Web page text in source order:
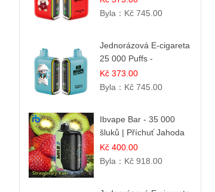
Byla： Kč 745.00
Jednorázová E-cigareta
25 000 Puffs -
Ostružina & Borůvka
Kč 373.00
Byla： Kč 745.00
Ibvape Bar - 35 000
šluků | Příchuť Jahoda
& Kiwi
Kč 400.00
Byla： Kč 918.00